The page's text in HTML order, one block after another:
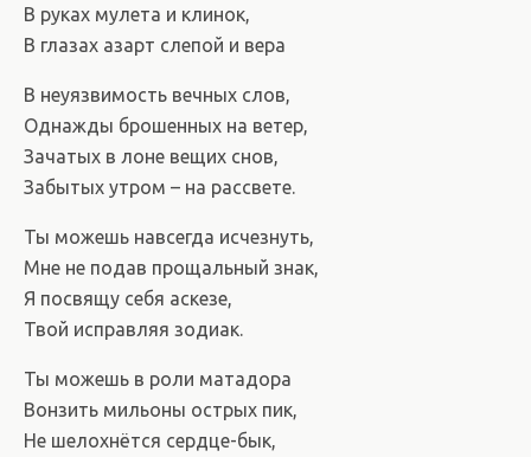
В руках мулета и клинок,
В глазах азарт слепой и вера
В неуязвимость вечных слов,
Однажды брошенных на ветер,
Зачатых в лоне вещих снов,
Забытых утром – на рассвете.
Ты можешь навсегда исчезнуть,
Мне не подав прощальный знак,
Я посвящу себя аскезе,
Твой исправляя зодиак.
Ты можешь в роли матадора
Вонзить мильоны острых пик,
Не шелохнётся сердце-бык,